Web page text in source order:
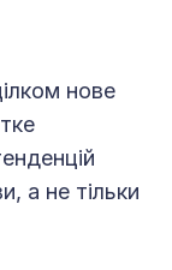
нове
а не тільки